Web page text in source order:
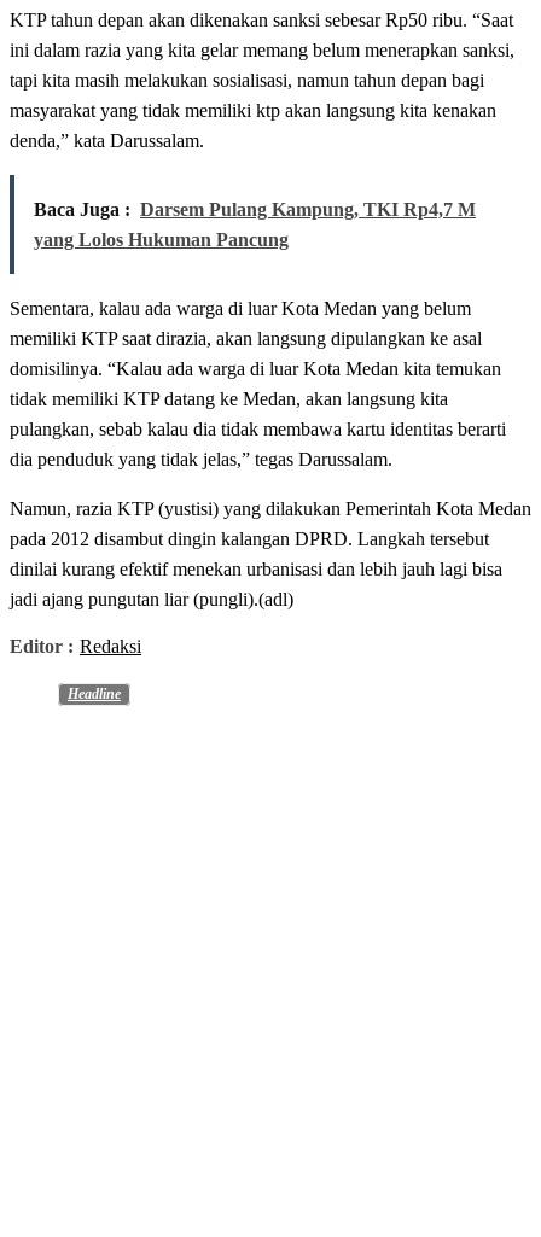
KTP tahun depan akan dikenakan sanksi sebesar Rp50 ribu. “Saat
ini dalam razia yang kita gelar memang belum menerapkan sanksi,
tapi kita masih melakukan sosialisasi, namun tahun depan bagi
masyarakat yang tidak memiliki ktp akan langsung kita kenakan
denda,” kata Darussalam.
Baca Juga : Darsem Pulang Kampung, TKI Rp4,7 M
yang Lolos Hukuman Pancung
Sementara, kalau ada warga di luar Kota Medan yang belum
memiliki KTP saat dirazia, akan langsung dipulangkan ke asal
domisilinya. “Kalau ada warga di luar Kota Medan kita temukan
tidak memiliki KTP datang ke Medan, akan langsung kita
pulangkan, sebab kalau dia tidak membawa kartu identitas berarti
dia penduduk yang tidak jelas,” tegas Darussalam.
Namun, razia KTP (yustisi) yang dilakukan Pemerintah Kota Medan
pada 2012 disambut dingin kalangan DPRD. Langkah tersebut
dinilai kurang efektif menekan urbanisasi dan lebih jauh lagi bisa
jadi ajang pungutan liar (pungli).(adl)
Editor : Redaksi
Headline